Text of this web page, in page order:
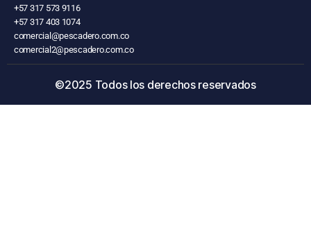
+57 317 573 9116
+57 317 403 1074
comercial@pescadero.com.co
comercial2@pescadero.com.co
©2025 Todos los derechos reservados